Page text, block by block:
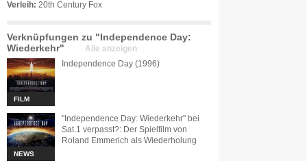
Verleih: 20th Century Fox
Verknüpfungen zu "Independence Day:
Wiederkehr"
Alle anzeigen
FILM
Independence Day (1996)
NEWS
"Independence Day: Wiederkehr" bei
Sat.1 verpasst?: Der Spielfilm von
Roland Emmerich als Wiederholung